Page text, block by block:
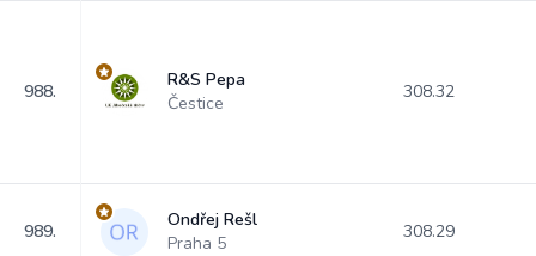
988.
R&S Pepa
Čestice
308.32
989.
Ondřej Rešl
Praha 5
308.29